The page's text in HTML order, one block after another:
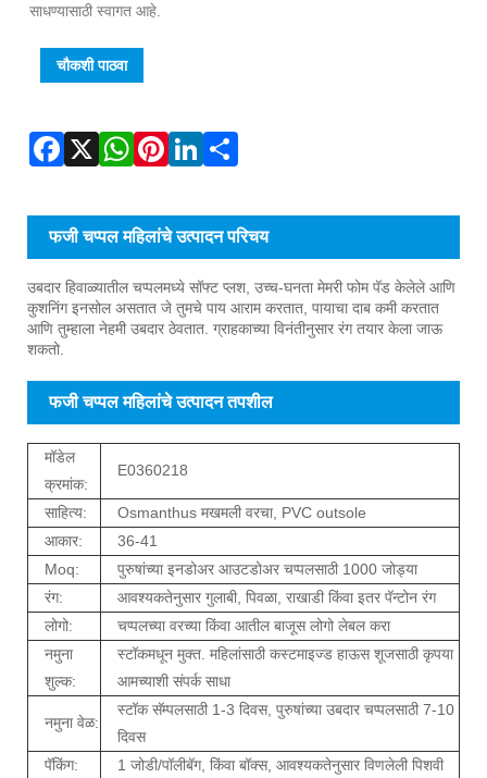
साधण्यासाठी स्वागत आहे.
चौकशी पाठवा
फजी चप्पल महिलांचे उत्पादन परिचय
उबदार हिवाळ्यातील चप्पलमध्ये सॉफ्ट प्लश, उच्च-घनता मेमरी फोम पॅड केलेले आणि
कुशनिंग इनसोल असतात जे तुमचे पाय आराम करतात, पायाचा दाब कमी करतात
आणि तुम्हाला नेहमी उबदार ठेवतात. ग्राहकाच्या विनंतीनुसार रंग तयार केला जाऊ
शकतो.
फजी चप्पल महिलांचे उत्पादन तपशील
मॉडेल
क्रमांक:
E0360218
साहित्य:
Osmanthus मखमली वरचा, PVC outsole
आकार:
36-41
Moq:
पुरुषांच्या इनडोअर आउटडोअर चप्पलसाठी 1000 जोड्या
रंग:
आवश्यकतेनुसार गुलाबी, पिवळा, राखाडी किंवा इतर पॅन्टोन रंग
लोगो:
चप्पलच्या वरच्या किंवा आतील बाजूस लोगो लेबल करा
नमुना
शुल्क:
स्टॉकमधून मुक्त. महिलांसाठी कस्टमाइज्ड हाऊस शूजसाठी कृपया
आमच्याशी संपर्क साधा
नमुना वेळ:
स्टॉक सॅम्पलसाठी 1-3 दिवस, पुरुषांच्या उबदार चप्पलसाठी 7-10
दिवस
पॅकिंग:
1 जोडी/पॉलीबॅग, किंवा बॉक्स, आवश्यकतेनुसार विणलेली पिशवी